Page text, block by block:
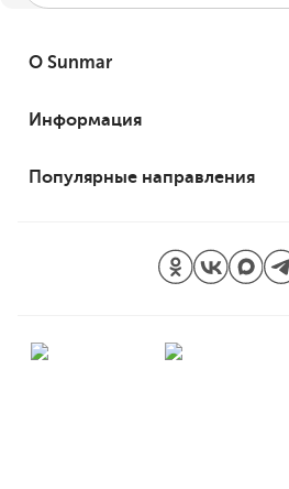
О Sunmar
Информация
Популярные направления